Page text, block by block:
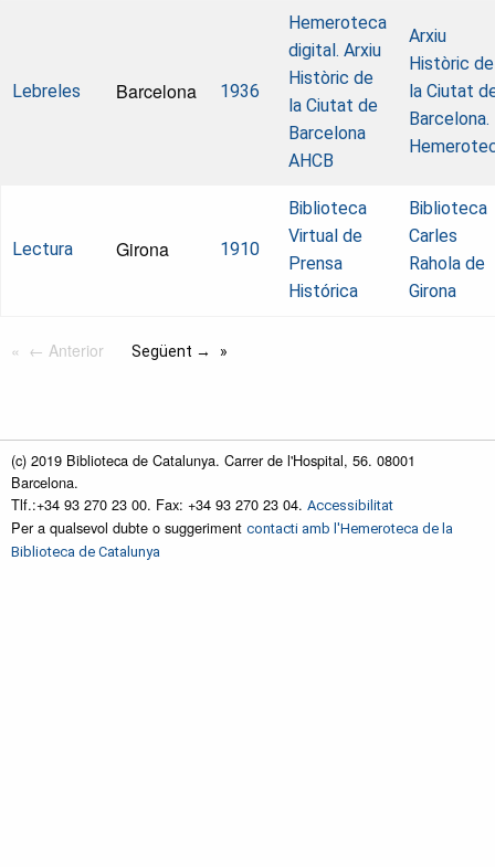
Lebreles Barcelona 1936
Hemeroteca
digital. Arxiu
Històric de
la Ciutat de
Barcelona
AHCB
Arxiu
Històric de
la Ciutat
Barcelona.
Lectura Girona 1910
Biblioteca
Virtual de
Prensa
Histórica
Biblioteca
Carles
Rahola de
Girona
← Anterior Següent →
(c) 2019 Biblioteca de Catalunya. Carrer de l'Hospital, 56. 08001
Barcelona.
Tlf.:+34 93 270 23 00. Fax: +34 93 270 23 04. Accessibilitat
Per a qualsevol dubte o suggeriment contacti amb l'Hemeroteca de la
Biblioteca de Catalunya